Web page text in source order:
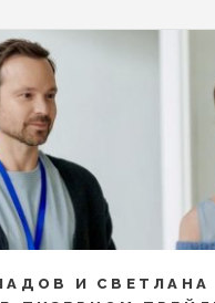
И СВЕТЛАНА